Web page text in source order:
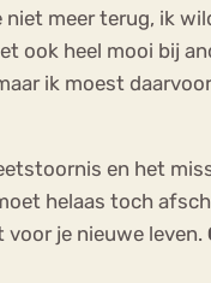
niet meer terug, ik
ook heel mooi bij
ik moest
en het
helaas toch
je nieuwe leven.